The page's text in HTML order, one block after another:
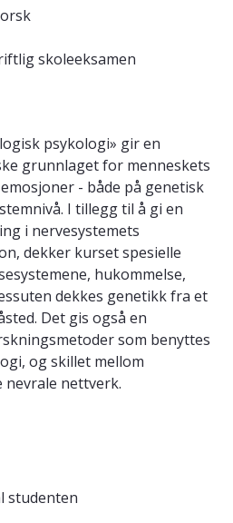
skoleeksamen
psykologi» gir en
grunnlaget for menneskets
- både på genetisk
I tillegg til å gi en
i nervesystemets
dekker kurset spesielle
hukommelse,
dekkes genetikk fra et
Det gis også en
som benyttes
og skillet mellom
nettverk.
studenten